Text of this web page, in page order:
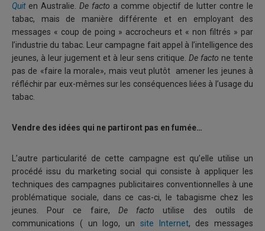
Quiten Australie. De facto a comme objectif de lutter contre le
tabac, mais de manière différente et en employant des
messages « coup de poing » accrocheurs et « non filtrés » par
l’industrie du tabac. Leur campagne fait appel à l’intelligence des
jeunes, à leur jugement et à leur sens critique. De facto ne tente
pas de «faire la morale», mais veut plutôt amener les jeunes à
réfléchir par eux-mêmes sur les conséquences liées à l’usage du
tabac.
Vendre des idées qui ne partiront pas en fumée…
L’autre particularité de cette campagne est qu’elle utilise un
procédé issu du marketing social qui consiste à appliquer les
techniques des campagnes publicitaires conventionnelles à une
problématique sociale, dans ce cas-ci, le tabagisme chez les
jeunes. Pour ce faire, De facto utilise des outils de
communications ( un logo, un site Internet, des messages